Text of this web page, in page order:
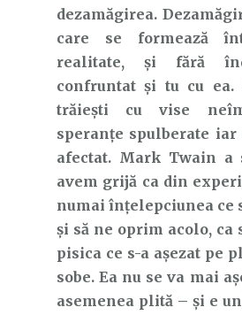
dezamăgirea.
care se formează
realitate, și fără
confruntat și tu cu
trăiești cu vise
speranțe spulberate
afectat. Mark Twain a
avem grijă ca din
numai înțelepciunea ce
și să ne oprim acolo, ca
pisica ce s-a așezat pe
sobe. Ea nu se va mai
asemenea plită – și e